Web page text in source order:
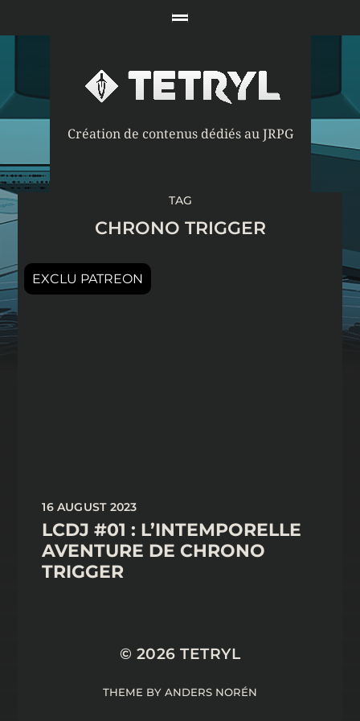
Création de contenus dédiés au JRPG
TAG
CHRONO TRIGGER
16 AUGUST 2023
LCDJ #01 : L’INTEMPORELLE
AVENTURE DE CHRONO
TRIGGER
© 2026TETRYL
THEME BY ANDERS NORÉN